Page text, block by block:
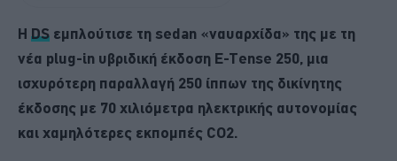
Η DS εμπλούτισε τη sedan «ναυαρχίδα» της με τη
νέα plug-in υβριδική έκδοση E-Tense 250, μια
ισχυρότερη παραλλαγή 250 ίππων της δικίνητης
έκδοσης με 70 χιλιόμετρα ηλεκτρικής αυτονομίας
και χαμηλότερες εκπομπές CO2.